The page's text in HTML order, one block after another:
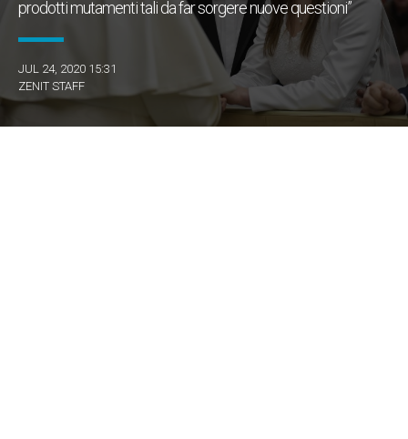
prodotti mutamenti tali da far sorgere nuove questioni”
JUL 24, 2020 15:31
ZENIT STAFF